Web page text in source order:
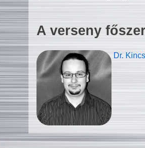
A verseny
Dr.